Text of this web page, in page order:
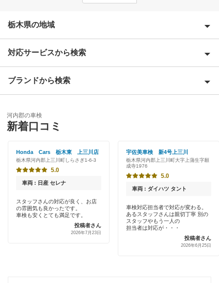
栃木県の地域
足利市
大田原市
小山市
鹿沼市
さくら市
佐野市
下都賀郡
対応サービスから検索
Award 受賞店
特典あり
クレジットカードOK
土日祝OK
代車あり
ブランドから検索
マッハ車検
閉じる
河内郡の車検
新着口コミ
Honda Cars 栃木東 上三川店
栃木県河内郡上三川町しらさぎ1-6-3
5.0
車両 : 日産 セレナ
スタッフさんの対応が良く、お店
の雰囲気も良かったです。
車検も安くとても満足です。
投稿者さん
2026年7月23日
宇佐美車検 新4号上三川
栃木県河内郡上三川町大字上蒲生字願
成寺1976
5.0
車両 : ダイハツ タント
車検対応担当者で対応が変わる。
あるスタッフさんは親切丁寧 別の
スタッフやもう一人の
担当者は対応が・・・
投稿者さん
2026年6月25日